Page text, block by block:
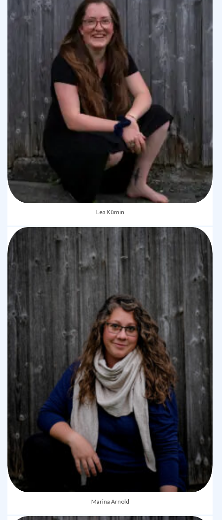
Lea Kümin
Marina Arnold